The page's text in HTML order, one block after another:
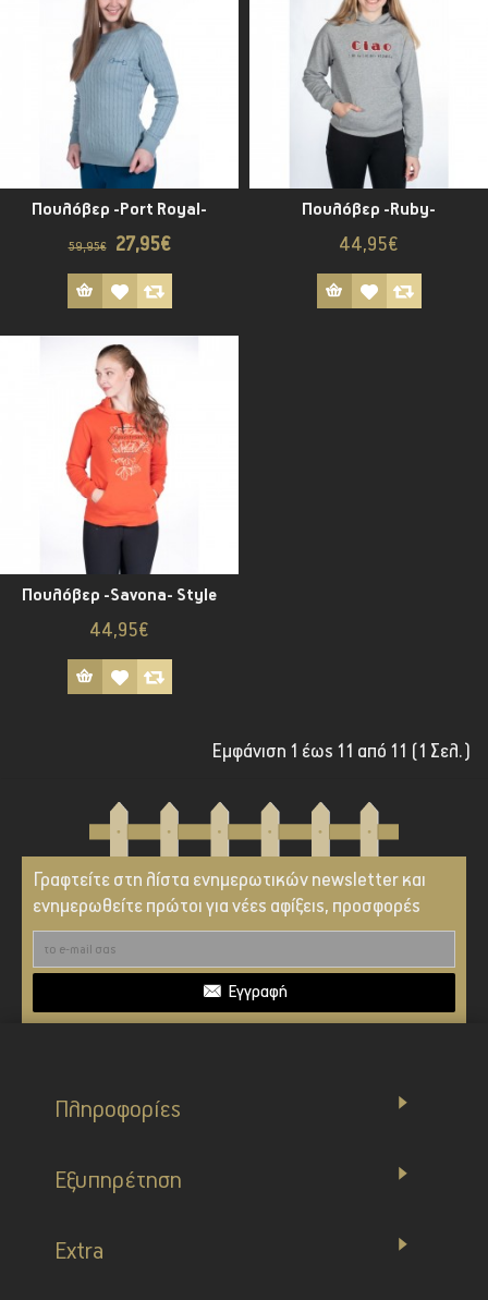
Πουλόβερ -Port Royal-
59,95€ 27,95€
Πουλόβερ -Ruby-
44,95€
Πουλόβερ -Savona- Style
44,95€
Εμφάνιση 1 έως 11 από 11 (1 Σελ.)
Γραφτείτε στη λίστα ενημερωτικών newsletter και
ενημερωθείτε πρώτοι για νέες αφίξεις, προσφορές
Εγγραφή
Πληροφορίες
Εξυπηρέτηση
Extra